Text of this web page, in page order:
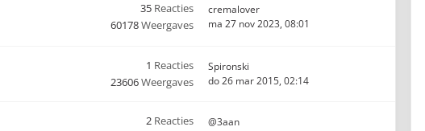
35 Reacties
60178Weergaves
cremalover
ma 27 nov 2023, 08:01
1 Reacties
23606Weergaves
Spironski
do 26 mar 2015, 02:14
2 Reacties
@3aan